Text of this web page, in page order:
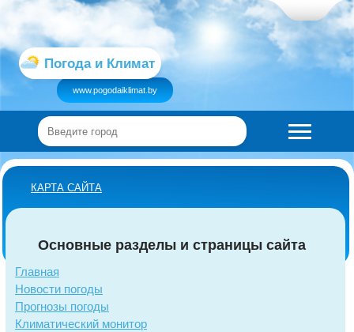
Погода и Климат
www.pogodaiklimat.by
КАРТА САЙТА
Основные разделы и страницы сайта
Главная
Новости погоды
Прогнозы погоды
Климатический монитор